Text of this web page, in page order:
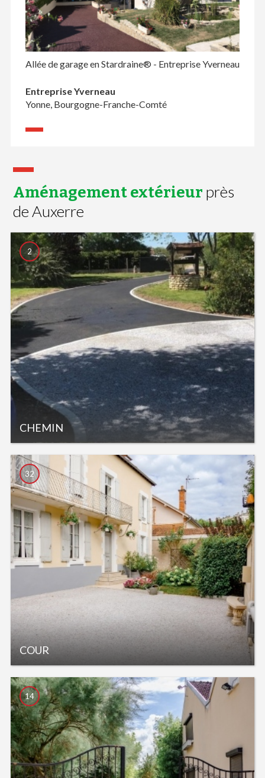
Allée de garage en Stardraine® - Entreprise Yverneau
Entreprise Yverneau
Yonne, Bourgogne-Franche-Comté
Aménagement extérieur près
de Auxerre
CHEMIN
2
COUR
32
14